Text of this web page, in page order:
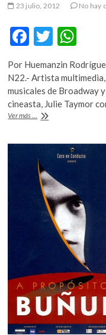
23 julio, 2012 No hay
F
e
b
o
k
T
itt
er
at
s
A
p
Por Huemanzin
N22.- Artista
musicales de Broadway
cineasta, Julie Taymor
Ver más ...
Julie
color
de
las
ciudades